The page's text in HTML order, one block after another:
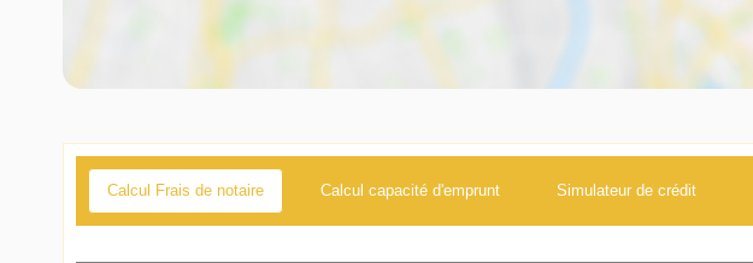
Calcul Frais de notaire Calcul capacité d'emprunt Simulateur de crédit